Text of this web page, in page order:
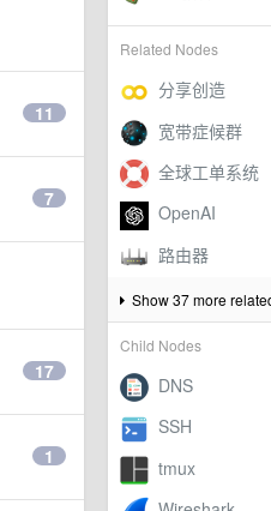
Related Nodes
Show 37 more
Child Nodes
11
7
17
1